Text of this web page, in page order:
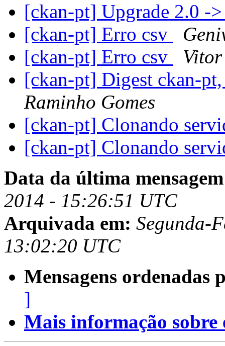
[ckan-pt] Upgrade 2.0 -
[ckan-pt] Erro csv
[ckan-pt] Erro csv
[ckan-pt] Digest ckan-
Raminho Gomes
[ckan-pt] Clonando
[ckan-pt] Clonando
Data da última
2014 - 15:26:51 UTC
Arquivada em: Segunda-
13:02:20 UTC
Mensagens ordenadas
]
Mais informação sobre